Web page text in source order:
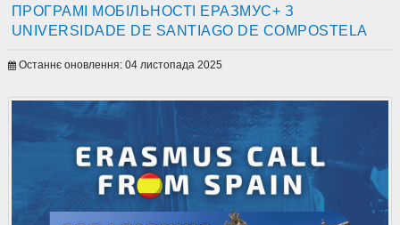
ПРОГРАМІ МОБІЛЬНОСТІ ЕРАЗМУС+ З
UNIVERSIDADE DE SANTIAGO DE COMPOSTELA
Останнє оновлення: 04 листопада 2025